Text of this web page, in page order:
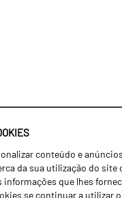
conteúdo e
da sua utilização do
que lhes
se continuar a utilizar
Agricultura
Transportes